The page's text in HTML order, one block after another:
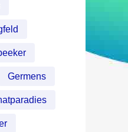
Germens